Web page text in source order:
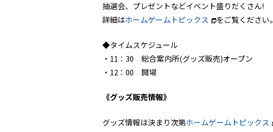
抽選会、プレゼントなどイベント盛りだくさん!
詳細はホームゲームトピックス をご覧ください。
◆タイムスケジュール
・11：30 総合案内所(グッズ販売)オープン
・12：00 開場
《グッズ販売情報》
グッズ情報は決まり次第ホームゲームトピックス